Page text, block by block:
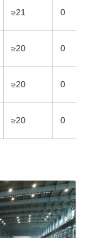
≥21 0
≥20 0
≥20 0
≥20 0